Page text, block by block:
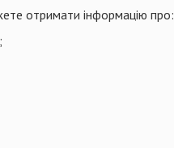
отримати інформацію про: